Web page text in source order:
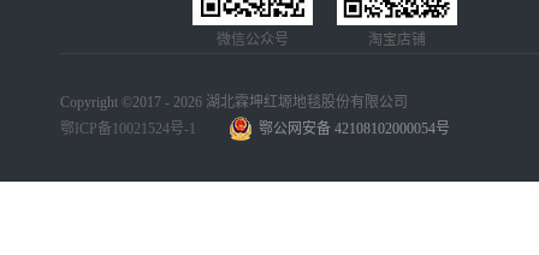
Copyright ©2017 - 2026 湖北霖坤红塬地毯股份有限公司
鄂ICP备10021524号-1
鄂公网安备 42108102000054号
微信公众号 淘宝店铺